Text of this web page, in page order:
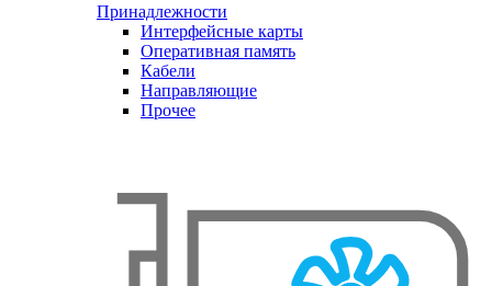
Принадлежности
Интерфейсные карты
Оперативная память
Кабели
Направляющие
Прочее